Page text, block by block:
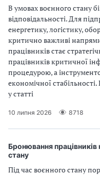
В умовах воєнного стану
відповідальності. Для
енергетику, логістику,
критично важливі
працівників стає
працівників критичної
процедурою, а
економічної
у статті
10 липня 2026 8718
Бронювання працівників
стану
Під час воєнного стану